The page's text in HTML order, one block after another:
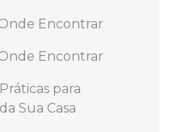
Encontrar
Encontrar
para
Sua Casa